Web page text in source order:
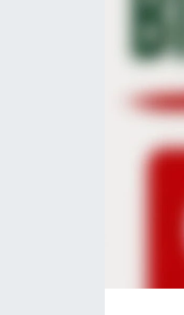
KKTC YEREL
Kültür Sanat
Nöbetçi
Otomobil